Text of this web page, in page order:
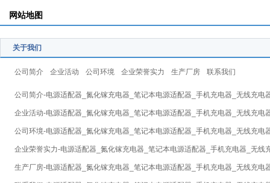
网站地图
关于我们
公司简介 企业活动 公司环境 企业荣誉实力 生产厂房 联系我们
公司简介-电源适配器_氮化镓充电器_笔记本电源适配器_手机充电器_无线充电
企业活动-电源适配器_氮化镓充电器_笔记本电源适配器_手机充电器_无线充电
公司环境-电源适配器_氮化镓充电器_笔记本电源适配器_手机充电器_无线充电
企业荣誉实力-电源适配器_氮化镓充电器_笔记本电源适配器_手机充电器_无线
生产厂房-电源适配器_氮化镓充电器_笔记本电源适配器_手机充电器_无线充电